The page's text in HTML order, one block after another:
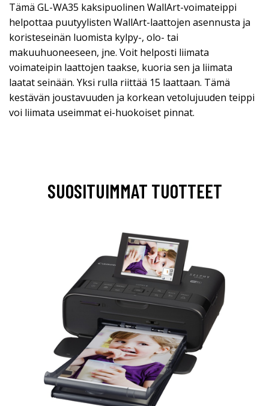
Tämä GL-WA35 kaksipuolinen WallArt-voimateippi
helpottaa puutyylisten WallArt-laattojen asennusta ja
koristeseinän luomista kylpy-, olo- tai
makuuhuoneeseen, jne. Voit helposti liimata
voimateipin laattojen taakse, kuoria sen ja liimata
laatat seinään. Yksi rulla riittää 15 laattaan. Tämä
kestävän joustavuuden ja korkean vetolujuuden teippi
voi liimata useimmat ei-huokoiset pinnat.
SUOSITUIMMAT TUOTTEET